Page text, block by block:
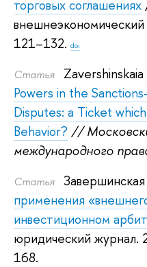
торговых соглашениях
внешнеэкономический
121–132. doi
Статья Zavershinskaia
Powers in the
Disputes: a Ticket
Behavior? //
международного
Статья
применения
инвестиционном
юридический журнал.
168.